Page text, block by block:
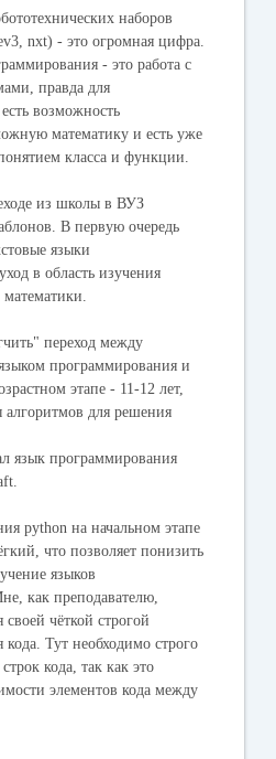
наборов
nxt) - это огромная цифра.
- это работа с
правда для
возможность
математику и есть уже
класса и функции.
из школы в ВУЗ
В первую очередь
языки
в область изучения
переход между
программирования и
этапе - 11-12 лет,
алгоритмов для решения
язык программирования
python на начальном этапе
что позволяет понизить
языков
как преподавателю,
чёткой строгой
кода. Тут необходимо строго
кода, так как это
элементов кода между